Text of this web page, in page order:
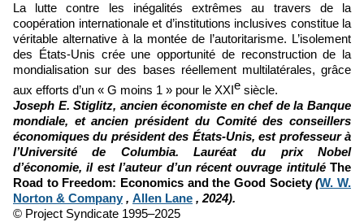
La lutte contre les inégalités extrêmes au travers de la
coopération internationale et d’institutions inclusives constitue la
véritable alternative à la montée de l’autoritarisme. L’isolement
des États-Unis crée une opportunité de reconstruction de la
mondialisation sur des bases réellement multilatérales, grâce
aux efforts d’un « G moins 1 » pour le XXIe siècle.
Joseph E. Stiglitz, ancien économiste en chef de la Banque
mondiale, et ancien président du Comité des conseillers
économiques du président des États-Unis, est professeur à
l’Université de Columbia. Lauréat du prix Nobel
d’économie, il est l’auteur d’un récent ouvrage intitulé The
Road to Freedom: Economics and the Good Society(W. W.
Norton & Company , Allen Lane , 2024).
© Project Syndicate 1995–2025